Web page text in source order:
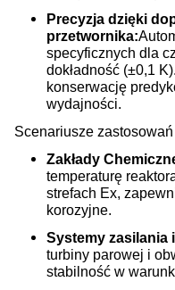
Precyzja dzięki
przetwornika:
specyficznych dla
dokładność (±0,1
konserwację
wydajności.
Scenariusze zastosowań
Zakłady
temperaturę
strefach Ex,
korozyjne.
Systemy zasilania
turbiny parowej i
stabilność w